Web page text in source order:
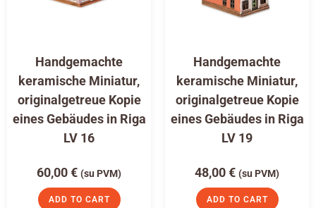
Handgemachte
keramische Miniatur,
originalgetreue Kopie
eines Gebäudes in Riga
LV 16
60,00€ (su PVM)
ADD TO CART
Handgemachte
keramische Miniatur,
originalgetreue Kopie
eines Gebäudes in Riga
LV 19
48,00€ (su PVM)
ADD TO CART